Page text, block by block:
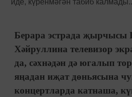
Берара эстрада җырчысы
Хәйруллина телевизор
да, сәхнәдән дә югалып
яңадан иҗат дөньясына
концертларда катнаша,